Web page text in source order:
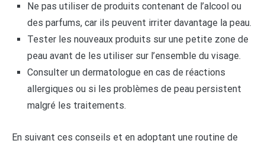
Ne pas utiliser de produits contenant de l’alcool ou
des parfums, car ils peuvent irriter davantage la peau.
Tester les nouveaux produits sur une petite zone de
peau avant de les utiliser sur l’ensemble du visage.
Consulter un dermatologue en cas de réactions
allergiques ou si les problèmes de peau persistent
malgré les traitements.
En suivant ces conseils et en adoptant une routine de